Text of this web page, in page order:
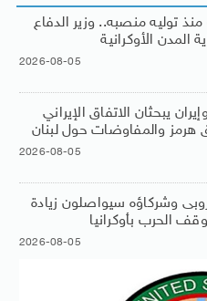
توليه منصبه.. وزير الدفاع
المدن الأوكرانية
2026-08-05
يبحثان الاتفاق الإيراني
هرمز والمفاوضات حول لبنان
2026-08-05
وشركاؤه سيواصلون زيادة
الحرب بأوكرانيا
2026-08-05